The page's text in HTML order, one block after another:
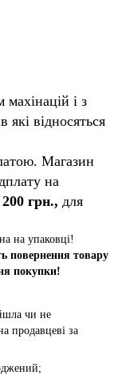
махінацій і з
відносяться
Магазин
на
200 грн., для
на упаковці!
повернення товару
покупки!
чи не
продавцеві за